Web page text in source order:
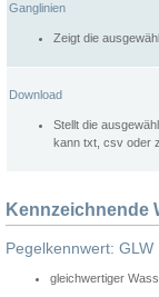
Ganglinien
Zeigt die
Download
Stellt die
kann txt, csv oder
Kennzeichnende
Pegelkennwert: GLW
gleichwertiger